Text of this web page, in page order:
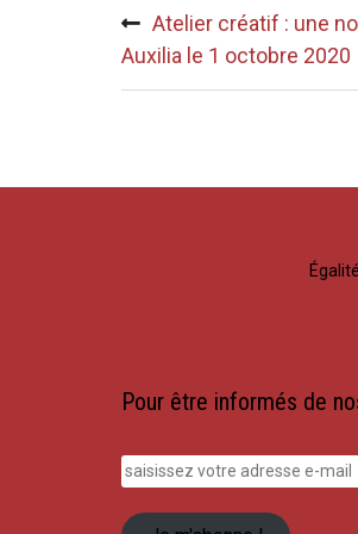
de
Atelier créatif : une
Auxilia le 1 octobre 2020
Pour être informés de
saisissez
votre
adresse